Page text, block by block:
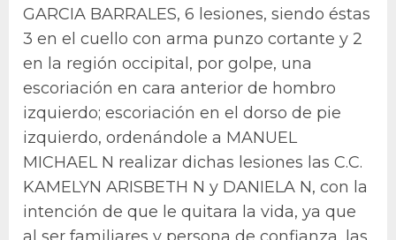
GARCIA BARRALES, 6 lesiones, siendo éstas
3 en el cuello con arma punzo cortante y 2
en la región occipital, por golpe, una
escoriación en cara anterior de hombro
izquierdo; escoriación en el dorso de pie
izquierdo, ordenándole a MANUEL
MICHAEL N realizar dichas lesiones las C.C.
KAMELYN ARISBETH N y DANIELA N, con la
intención de que le quitara la vida, ya que